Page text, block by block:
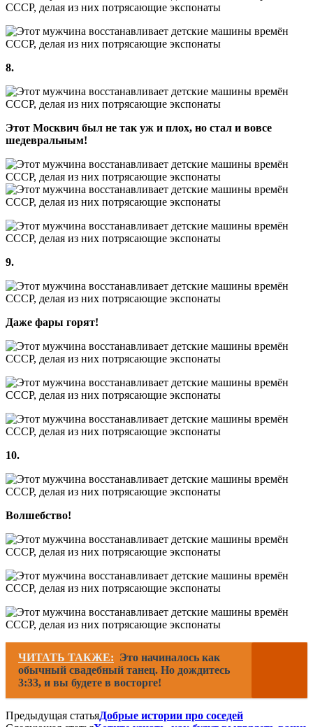
8.
Этот Москвич был не так уж и плох, но стал и вовсе
шедевральным!
9.
Даже фары горят!
10.
Волшебство!
ЧИТАТЬ ТАКЖЕ: Это начиналось как
обычный свадебный танец. Но дождитесь
3:33, и вы будете в восторге!
Предыдущая статьяДобрые истории про соседей